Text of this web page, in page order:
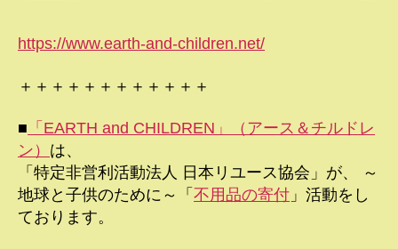
https://www.earth-and-children.net/
＋＋＋＋＋＋＋＋＋＋＋＋
■ 「EARTH and CHILDREN」（アース＆チルドレ
ン） は、
「特定非営利活動法人 日本リユース協会」が、 ～
地球と子供のために～「 不用品の寄付 」活動をし
ております。